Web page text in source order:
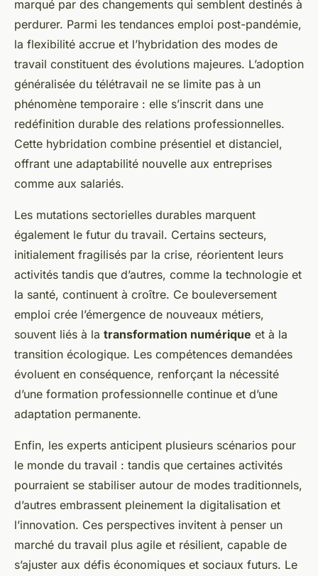
marqué par des changements qui semblent destinés à
perdurer. Parmi les tendances emploi post-pandémie,
la flexibilité accrue et l’hybridation des modes de
travail constituent des évolutions majeures. L’adoption
généralisée du télétravail ne se limite pas à un
phénomène temporaire : elle s’inscrit dans une
redéfinition durable des relations professionnelles.
Cette hybridation combine présentiel et distanciel,
offrant une adaptabilité nouvelle aux entreprises
comme aux salariés.
Les mutations sectorielles durables marquent
également le futur du travail. Certains secteurs,
initialement fragilisés par la crise, réorientent leurs
activités tandis que d’autres, comme la technologie et
la santé, continuent à croître. Ce bouleversement
emploi crée l’émergence de nouveaux métiers,
souvent liés à la transformation numérique et à la
transition écologique. Les compétences demandées
évoluent en conséquence, renforçant la nécessité
d’une formation professionnelle continue et d’une
adaptation permanente.
Enfin, les experts anticipent plusieurs scénarios pour
le monde du travail : tandis que certaines activités
pourraient se stabiliser autour de modes traditionnels,
d’autres embrassent pleinement la digitalisation et
l’innovation. Ces perspectives invitent à penser un
marché du travail plus agile et résilient, capable de
s’ajuster aux défis économiques et sociaux futurs. Le